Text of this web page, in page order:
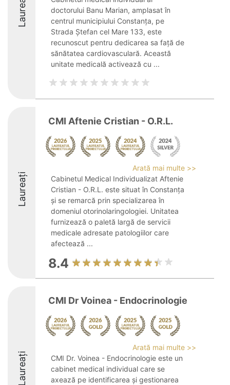
Laureați
doctorului Banu Marian, amplasat în
centrul municipiului Constanța, pe
Strada Ștefan cel Mare 133, este
recunoscut pentru dedicarea sa față de
sănătatea cardiovasculară. Această
unitate medicală activează cu ...
Laureați
CMI Aftenie Cristian - O.R.L.
Arată mai multe >>
Cabinetul Medical Individualizat Aftenie
Cristian - O.R.L. este situat în Constanța
și se remarcă prin specializarea în
domeniul otorinolaringologiei. Unitatea
furnizează o paletă largă de servicii
medicale adresate patologiilor care
afectează ...
8.4
Laureați
CMI Dr Voinea - Endocrinologie
Arată mai multe >>
CMI Dr. Voinea - Endocrinologie este un
cabinet medical individual care se
axează pe identificarea și gestionarea